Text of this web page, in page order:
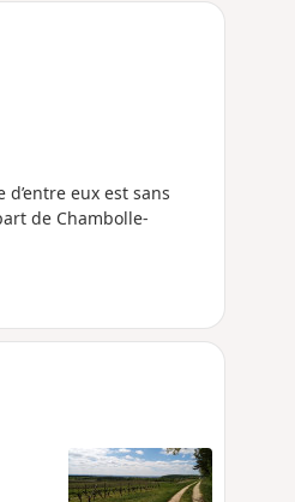
eux est sans
de Chambolle-